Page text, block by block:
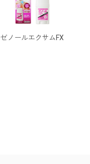
ゼノールエクサムFX